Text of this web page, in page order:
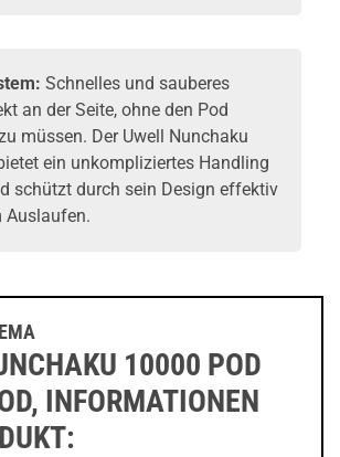
Schnelles und sauberes
an der Seite, ohne den Pod
müssen. Der Uwell Nunchaku
ein unkompliziertes Handling
schützt durch sein Design effektiv
Auslaufen.
10000 POD
INFORMATIONEN